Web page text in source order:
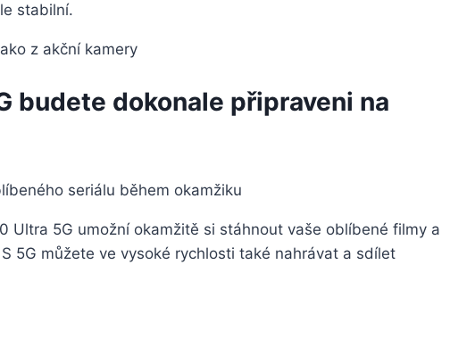
stabilní.
budete dokonale připraveni na
seriálu během okamžiku
Ultra 5G umožní okamžitě si stáhnout vaše oblíbené filmy a
5G můžete ve vysoké rychlosti také nahrávat a sdílet